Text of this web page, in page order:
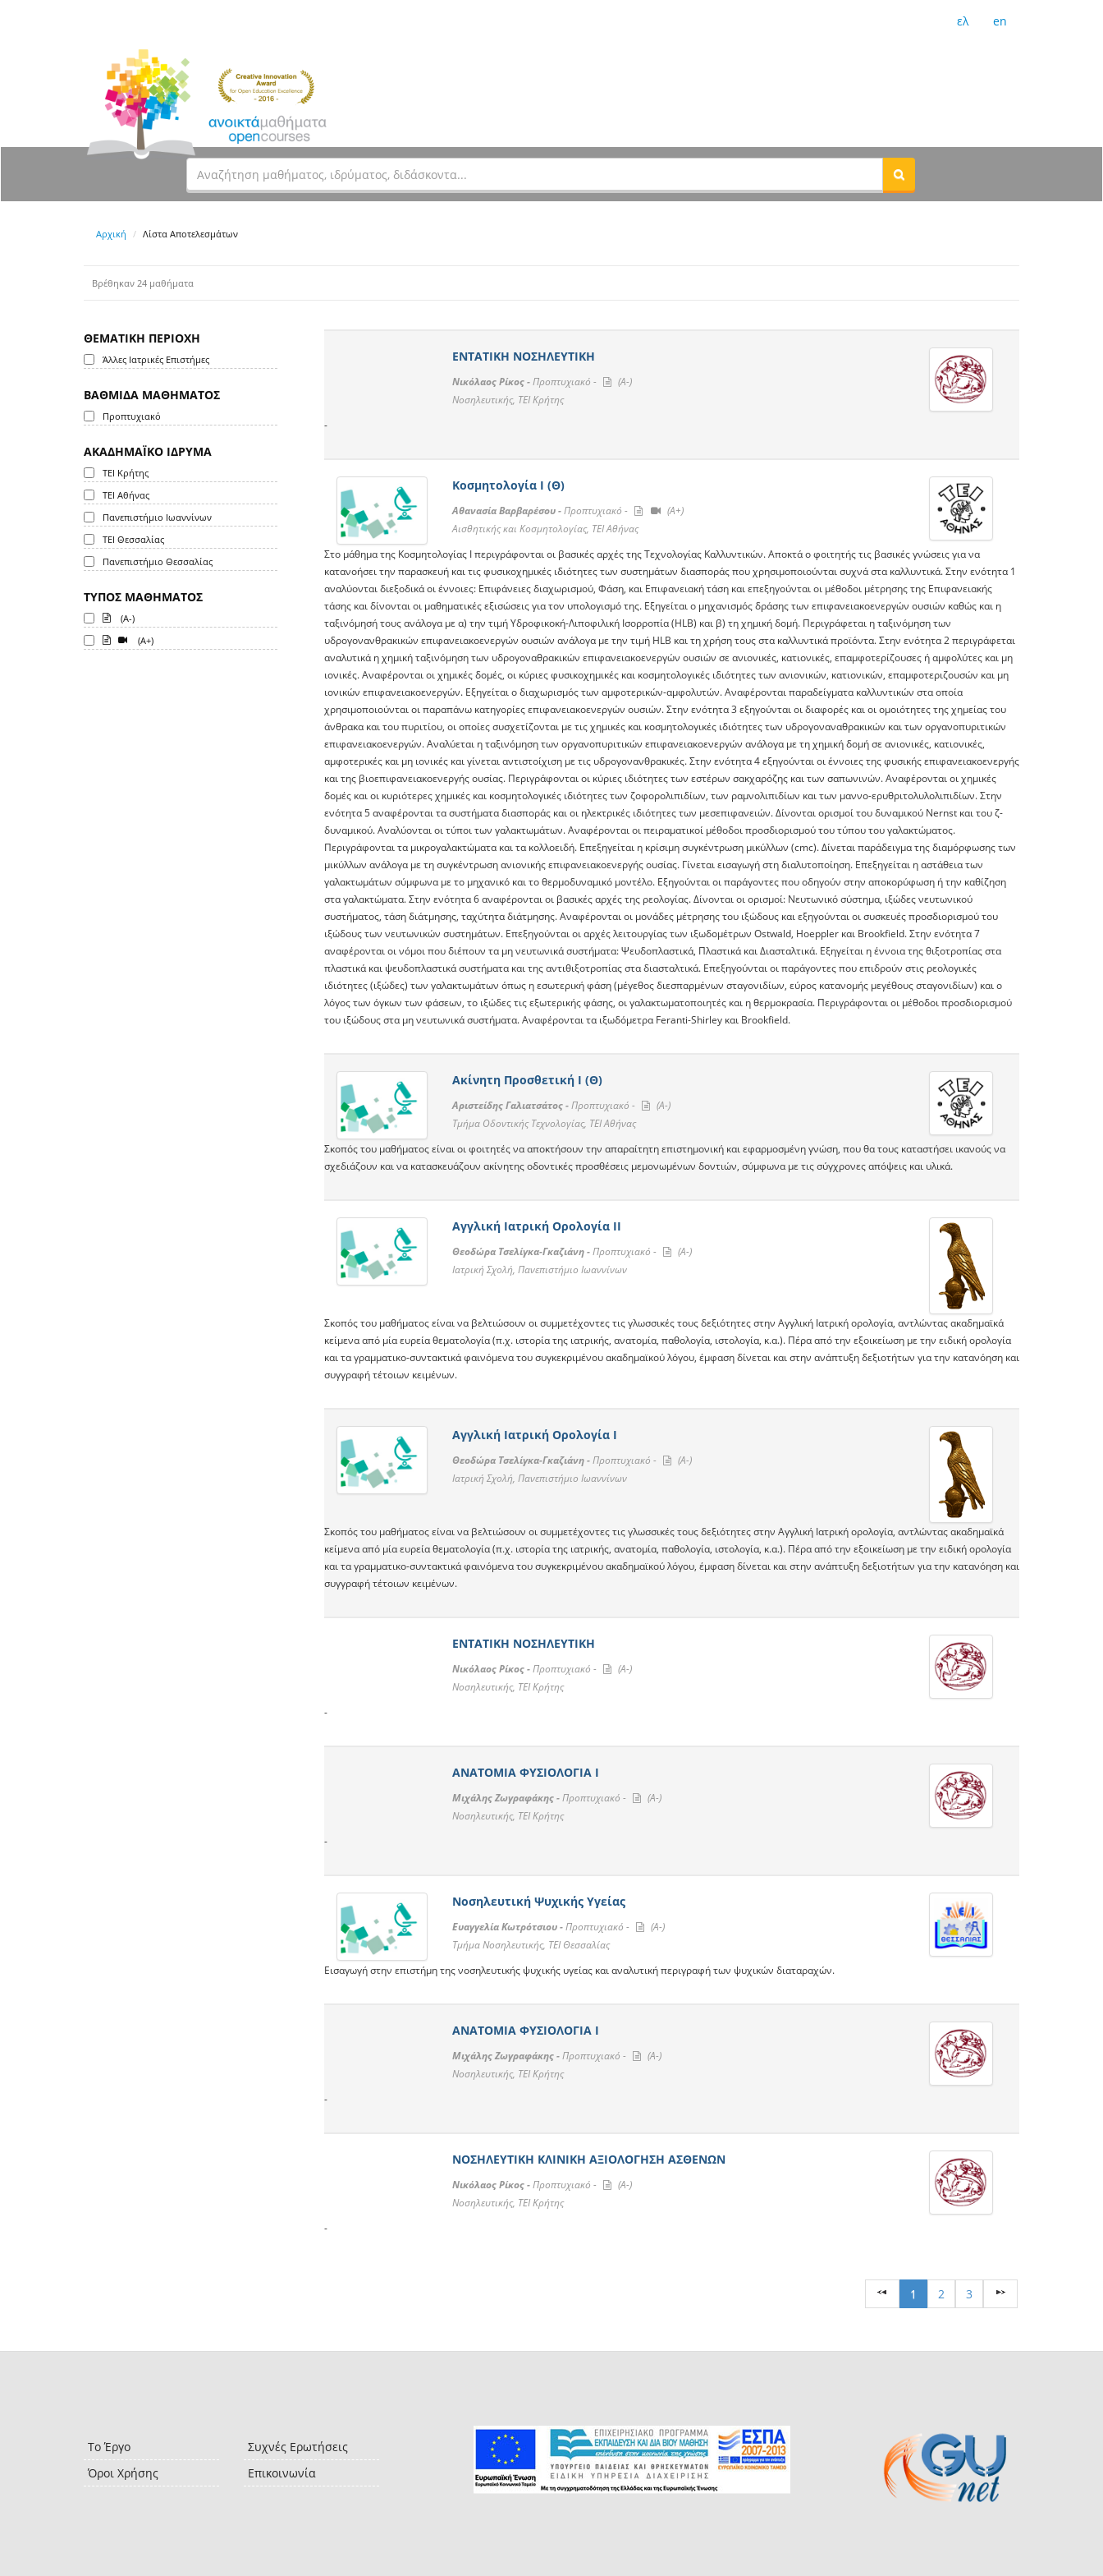
ελ en
Αρχική Λίστα Αποτελεσμάτων
Βρέθηκαν 24 μαθήματα
ΘΕΜΑΤΙΚΗ ΠΕΡΙΟΧΗ
Άλλες Ιατρικές Επιστήμες
ΒΑΘΜΙΔΑ ΜΑΘΗΜΑΤΟΣ
Προπτυχιακό
ΑΚΑΔΗΜΑΪΚΟ ΙΔΡΥΜΑ
ΤΕΙ Κρήτης
ΤΕΙ Αθήνας
Πανεπιστήμιο Ιωαννίνων
ΤΕΙ Θεσσαλίας
Πανεπιστήμιο Θεσσαλίας
ΤΥΠΟΣ ΜΑΘΗΜΑΤΟΣ
(A-)
(A+)
ΕΝΤΑΤΙΚΗ ΝΟΣΗΛΕΥΤΙΚΗ
Νικόλαος Ρίκος -Προπτυχιακό -
(A-)
Νοσηλευτικής, ΤΕΙ Κρήτης
-
Κοσμητολογία Ι (Θ)
Αθανασία Βαρβαρέσου -Προπτυχιακό -
(A+)
Αισθητικής και Κοσμητολογίας, ΤΕΙ Αθήνας
Στο μάθημα της Κοσμητολογίας Ι περιγράφονται οι βασικές αρχές της Τεχνολογίας Kαλλυντικών. Aποκτά ο φοιτητής τις βασικές γνώσεις για να
κατανοήσει την παρασκευή και τις φυσικοχημικές ιδιότητες των συστημάτων διασποράς που χρησιμοποιούνται συχνά στα καλλυντικά. Στην ενότητα 1
αναλύονται διεξοδικά οι έννοιες: Eπιφάνειες διαχωρισμού, Φάση, και Επιφανειακή τάση και επεξηγούνται οι μέθοδοι μέτρησης της Επιφανειακής
τάσης και δίνονται οι μαθηματικές εξισώσεις για τον υπολογισμό της. Εξηγείται ο μηχανισμός δράσης των επιφανειακοενεργών ουσιών καθώς και η
ταξινόμησή τους ανάλογα με α) την τιμή Υδροφικοκή-Λιποφιλική Ισορροπία (HLB) και β) τη χημική δομή. Περιγράφεται η ταξινόμηση των
υδρογονανθρακικών επιφανειακοενεργών ουσιών ανάλογα με την τιμή HLB και τη χρήση τους στα καλλυντικά προϊόντα. Στην ενότητα 2 περιγράφεται
αναλυτικά η χημική ταξινόμηση των υδρογοναθρακικών επιφανειακοενεργών ουσιών σε ανιονικές, κατιονικές, επαμφοτερίζουσες ή αμφολύτες και μη
ιονικές. Αναφέρονται οι χημικές δομές, οι κύριες φυσικοχημικές και κοσμητολογικές ιδιότητες των ανιονικών, κατιονικών, επαμφοτεριζουσών και μη
ιονικών επιφανειακοενεργών. Εξηγείται ο διαχωρισμός των αμφοτερικών-αμφολυτών. Αναφέρονται παραδείγματα καλλυντικών στα οποία
χρησιμοποιούνται οι παραπάνω κατηγορίες επιφανειακοενεργών ουσιών. Στην ενότητα 3 εξηγούνται οι διαφορές και οι ομοιότητες της χημείας του
άνθρακα και του πυριτίου, οι οποίες συσχετίζονται με τις χημικές και κοσμητολογικές ιδιότητες των υδρογοναναθρακικών και των οργανοπυριτικών
επιφανειακοενεργών. Αναλύεται η ταξινόμηση των οργανοπυριτικών επιφανειακοενεργών ανάλογα με τη χημική δομή σε ανιονικές, κατιονικές,
αμφοτερικές και μη ιονικές και γίνεται αντιστοίχιση με τις υδρογονανθρακικές. Στην ενότητα 4 εξηγούνται οι έννοιες της φυσικής επιφανειακοενεργής
και της βιοεπιφανειακοενεργής ουσίας. Περιγράφονται οι κύριες ιδιότητες των εστέρων σακχαρόζης και των σαπωνινών. Αναφέρονται οι χημικές
δομές και οι κυριότερες χημικές και κοσμητολογικές ιδιότητες των ζοφορολιπιδίων, των ραμνολιπιδίων και των μαννο-ερυθριτολυλολιπιδίων. Στην
ενότητα 5 αναφέρονται τα συστήματα διασποράς και οι ηλεκτρικές ιδιότητες των μεσεπιφανειών. Δίνονται ορισμοί του δυναμικού Νernst και του ζ-
δυναμικού. Αναλύονται οι τύποι των γαλακτωμάτων. Αναφέρονται οι πειραματικοί μέθοδοι προσδιορισμού του τύπου του γαλακτώματος.
Περιγράφονται τα μικρογαλακτώματα και τα κολλοειδή. Επεξηγείται η κρίσιμη συγκέντρωση μικύλλων (cmc). Δίνεται παράδειγμα της διαμόρφωσης των
μικύλλων ανάλογα με τη συγκέντρωση ανιονικής επιφανειακοενεργής ουσίας. Γίνεται εισαγωγή στη διαλυτοποίηση. Επεξηγείται η αστάθεια των
γαλακτωμάτων σύμφωνα με το μηχανικό και το θερμοδυναμικό μοντέλο. Εξηγούνται οι παράγοντες που οδηγούν στην αποκορύφωση ή την καθίζηση
στα γαλακτώματα. Στην ενότητα 6 αναφέρονται οι βασικές αρχές της ρεολογίας. Δίνονται οι ορισμοί: Nευτωνικό σύστημα, ιξώδες νευτωνικού
συστήματος, τάση διάτμησης, ταχύτητα διάτμησης. Αναφέρονται οι μονάδες μέτρησης του ιξώδους και εξηγούνται οι συσκευές προσδιορισμού του
ιξώδους των νευτωνικών συστημάτων. Επεξηγούνται οι αρχές λειτουργίας των ιξωδομέτρων Ostwald, Hoeppler και Brookfield. Στην ενότητα 7
αναφέρονται οι νόμοι που διέπουν τα μη νευτωνικά συστήματα: Ψευδοπλαστικά, Πλαστικά και Διασταλτικά. Εξηγείται η έννοια της θιξοτροπίας στα
πλαστικά και ψευδοπλαστικά συστήματα και της αντιθιξοτροπίας στα διασταλτικά. Επεξηγούνται οι παράγοντες που επιδρούν στις ρεολογικές
ιδιότητες (ιξώδες) των γαλακτωμάτων όπως η εσωτερική φάση (μέγεθος διεσπαρμένων σταγονιδίων, εύρος κατανομής μεγέθους σταγονιδίων) και ο
λόγος των όγκων των φάσεων, το ιξώδες τις εξωτερικής φάσης, οι γαλακτωματοποιητές και η θερμοκρασία. Περιγράφονται οι μέθοδοι προσδιορισμού
του ιξώδους στα μη νευτωνικά συστήματα. Αναφέρονται τα ιξωδόμετρα Feranti-Shirley και Brookfield.
Ακίνητη Προσθετική Ι (Θ)
Αριστείδης Γαλιατσάτος -Προπτυχιακό -
(A-)
Τμήμα Οδοντικής Τεχνολογίας, ΤΕΙ Αθήνας
Σκοπός του μαθήματος είναι οι φοιτητές να αποκτήσουν την απαραίτητη επιστημονική και εφαρμοσμένη γνώση, που θα τους καταστήσει ικανούς να
σχεδιάζουν και να κατασκευάζουν ακίνητης οδοντικές προσθέσεις μεμονωμένων δοντιών, σύμφωνα με τις σύγχρονες απόψεις και υλικά.
Αγγλική Ιατρική Ορολογία ΙI
Θεοδώρα Τσελίγκα-Γκαζιάνη -Προπτυχιακό -
(A-)
Ιατρική Σχολή, Πανεπιστήμιο Ιωαννίνων
Σκοπός του μαθήματος είναι να βελτιώσουν οι συμμετέχοντες τις γλωσσικές τους δεξιότητες στην Αγγλική Ιατρική ορολογία, αντλώντας ακαδημαϊκά
κείμενα από μία ευρεία θεματολογία (π.χ. ιστορία της ιατρικής, ανατομία, παθολογία, ιστολογία, κ.α.). Πέρα από την εξοικείωση με την ειδική ορολογία
και τα γραμματικο-συντακτικά φαινόμενα του συγκεκριμένου ακαδημαϊκού λόγου, έμφαση δίνεται και στην ανάπτυξη δεξιοτήτων για την κατανόηση και
συγγραφή τέτοιων κειμένων.
Αγγλική Ιατρική Ορολογία Ι
Θεοδώρα Τσελίγκα-Γκαζιάνη -Προπτυχιακό -
(A-)
Ιατρική Σχολή, Πανεπιστήμιο Ιωαννίνων
Σκοπός του μαθήματος είναι να βελτιώσουν οι συμμετέχοντες τις γλωσσικές τους δεξιότητες στην Αγγλική Ιατρική ορολογία, αντλώντας ακαδημαϊκά
κείμενα από μία ευρεία θεματολογία (π.χ. ιστορία της ιατρικής, ανατομία, παθολογία, ιστολογία, κ.α.). Πέρα από την εξοικείωση με την ειδική ορολογία
και τα γραμματικο-συντακτικά φαινόμενα του συγκεκριμένου ακαδημαϊκού λόγου, έμφαση δίνεται και στην ανάπτυξη δεξιοτήτων για την κατανόηση και
συγγραφή τέτοιων κειμένων.
ΕΝΤΑΤΙΚΗ ΝΟΣΗΛΕΥΤΙΚΗ
Νικόλαος Ρίκος -Προπτυχιακό -
(A-)
Νοσηλευτικής, ΤΕΙ Κρήτης
-
ΑΝΑΤΟΜΙΑ ΦΥΣΙΟΛΟΓΙΑ Ι
Μιχάλης Ζωγραφάκης -Προπτυχιακό -
(A-)
Νοσηλευτικής, ΤΕΙ Κρήτης
-
Νοσηλευτική Ψυχικής Υγείας
Ευαγγελία Κωτρότσιου -Προπτυχιακό -
(A-)
Τμήμα Νοσηλευτικής, ΤΕΙ Θεσσαλίας
Εισαγωγή στην επιστήμη της νοσηλευτικής ψυχικής υγείας και αναλυτική περιγραφή των ψυχικών διαταραχών.
ΑΝΑΤΟΜΙΑ ΦΥΣΙΟΛΟΓΙΑ Ι
Μιχάλης Ζωγραφάκης -Προπτυχιακό -
(A-)
Νοσηλευτικής, ΤΕΙ Κρήτης
-
ΝΟΣΗΛΕΥΤΙΚΗ ΚΛΙΝΙΚΗ ΑΞΙΟΛΟΓΗΣΗ ΑΣΘΕΝΩΝ
Νικόλαος Ρίκος -Προπτυχιακό -
(A-)
Νοσηλευτικής, ΤΕΙ Κρήτης
-
1 2 3
Το Έργο
Όροι Χρήσης
Συχνές Ερωτήσεις
Επικοινωνία